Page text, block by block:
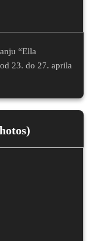
“Ella
23. do 27. aprila